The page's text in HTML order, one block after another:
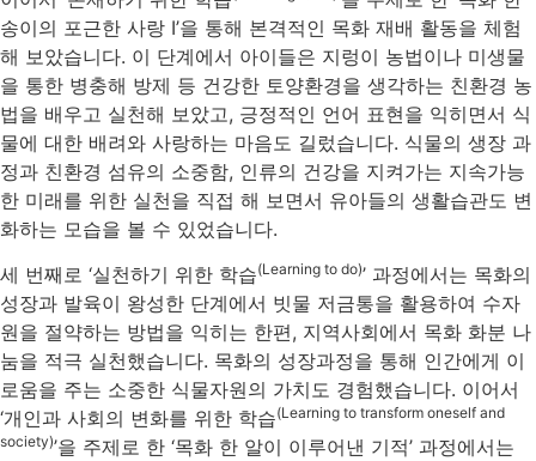
송이의 포근한 사랑 I’을 통해 본격적인 목화 재배 활동을 체험
해 보았습니다. 이 단계에서 아이들은 지렁이 농법이나 미생물
을 통한 병충해 방제 등 건강한 토양환경을 생각하는 친환경 농
법을 배우고 실천해 보았고, 긍정적인 언어 표현을 익히면서 식
물에 대한 배려와 사랑하는 마음도 길렀습니다. 식물의 생장 과
정과 친환경 섬유의 소중함, 인류의 건강을 지켜가는 지속가능
한 미래를 위한 실천을 직접 해 보면서 유아들의 생활습관도 변
화하는 모습을 볼 수 있었습니다.
세 번째로 ‘실천하기 위한 학습(Learning to do)’ 과정에서는 목화의
성장과 발육이 왕성한 단계에서 빗물 저금통을 활용하여 수자
원을 절약하는 방법을 익히는 한편, 지역사회에서 목화 화분 나
눔을 적극 실천했습니다. 목화의 성장과정을 통해 인간에게 이
로움을 주는 소중한 식물자원의 가치도 경험했습니다. 이어서
‘개인과 사회의 변화를 위한 학습(Learning to transform oneself and
society)’을 주제로 한 ‘목화 한 알이 이루어낸 기적’ 과정에서는